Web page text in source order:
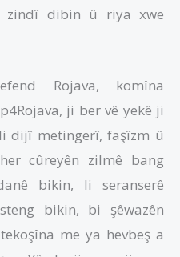
zindî dibin û riya xwe
Rojava, komîna
ji ber vê yekê ji
dijî metingerî, faşîzm û
cûreyên zilmê bang
bikin, li seranserê
bikin, bi şêwazên
me ya hevbeş a